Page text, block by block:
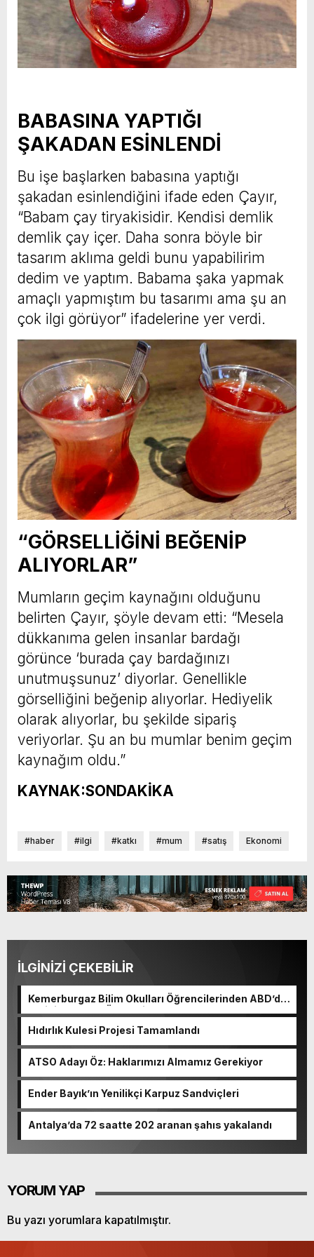
BABASINA YAPTIĞI
ŞAKADAN ESİNLENDİ
Bu işe başlarken babasına yaptığı
şakadan esinlendiğini ifade eden Çayır,
“Babam çay tiryakisidir. Kendisi demlik
demlik çay içer. Daha sonra böyle bir
tasarım aklıma geldi bunu yapabilirim
dedim ve yaptım. Babama şaka yapmak
amaçlı yapmıştım bu tasarımı ama şu an
çok ilgi görüyor” ifadelerine yer verdi.
“GÖRSELLİĞİNİ BEĞENİP
ALIYORLAR”
Mumların geçim kaynağını olduğunu
belirten Çayır, şöyle devam etti: “Mesela
dükkanıma gelen insanlar bardağı
görünce ‘burada çay bardağınızı
unutmuşsunuz’ diyorlar. Genellikle
görselliğini beğenip alıyorlar. Hediyelik
olarak alıyorlar, bu şekilde sipariş
veriyorlar. Şu an bu mumlar benim geçim
kaynağım oldu.”
KAYNAK:SONDAKİKA
#haber #ilgi #katkı #mum #satış Ekonomi
İLGİNİZİ ÇEKEBİLİR
Kemerburgaz Bilim Okulları Öğrencilerinden ABD’de
Tarihi Başarı: 6 Öğrenci 14 Madalya Kazandı
Hıdırlık Kulesi Projesi Tamamlandı
ATSO Adayı Öz: Haklarımızı Almamız Gerekiyor
Ender Bayık’ın Yenilikçi Karpuz Sandviçleri
Antalya’da 72 saatte 202 aranan şahıs yakalandı
YORUM YAP
Bu yazı yorumlara kapatılmıştır.